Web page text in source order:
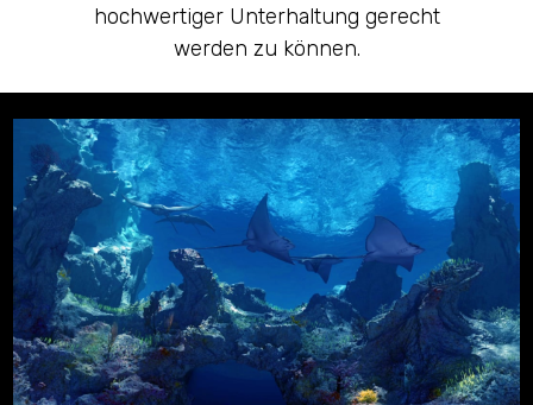
hochwertiger Unterhaltung gerecht
werden zu können.